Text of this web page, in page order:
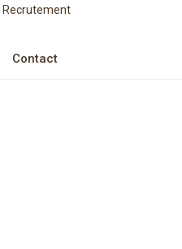
Recrutement
Contact